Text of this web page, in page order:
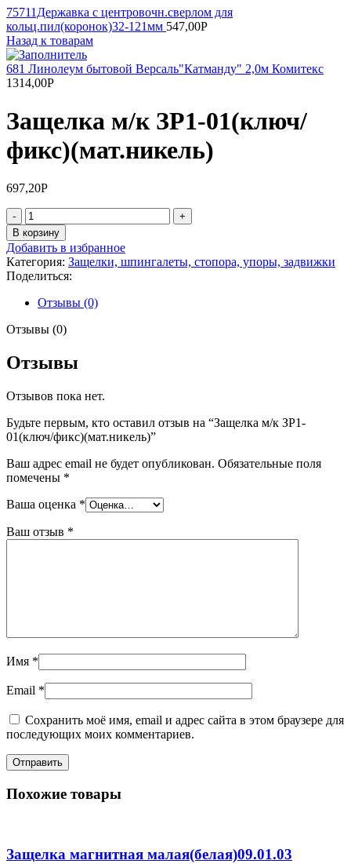
75711Державка с центровочн.сверлом для
кольц.пил(коронок)32-121мм 547,00Р
Назад к товарам
681 Линолеум бытовой Версаль"Катманду" 2,0м Комитекс
1314,00Р
Защелка м/к ЗР1-01(ключ/
фикс)(мат.никель)
697,20Р
Количество
товара
Защелка
м/
к
ЗР1-
01(ключ/
фикс)
(мат.никель)
В корзину
Добавить в избранное
Категория: Защелки, шпингалеты, стопора, упоры, задвижки
Поделиться:
Отзывы (0)
Отзывы (0)
Отзывы
Отзывов пока нет.
Будьте первым, кто оставил отзыв на “Защелка м/к ЗР1-
01(ключ/фикс)(мат.никель)”
Ваш адрес email не будет опубликован. Обязательные поля
помечены *
Ваша оценка *
Ваш отзыв *
Имя *
Email *
Сохранить моё имя, email и адрес сайта в этом браузере для
последующих моих комментариев.
Похожие товары
Защелка магнитная малая(белая)09.01.03